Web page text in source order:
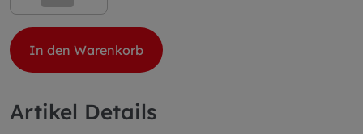
In den Warenkorb
Artikel Details